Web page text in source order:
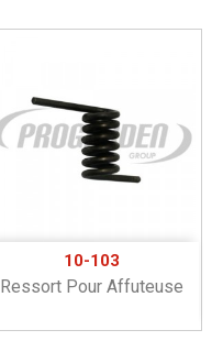
10-103
Ressort Pour Affuteuse